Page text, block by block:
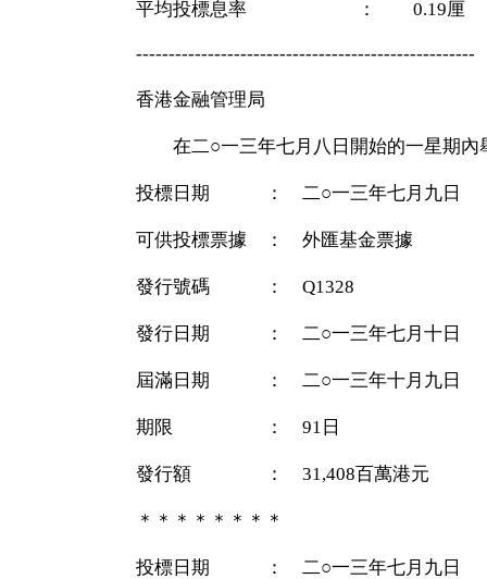
平均投標息率 ： 0.19厘
----------------------------------------------------
香港金融管理局
在二○一三年七月八日開始的一星期內
投標日期 ： 二○一三年七月九日
可供投標票據 ： 外匯基金票據
發行號碼 ： Q1328
發行日期 ： 二○一三年七月十日
屆滿日期 ： 二○一三年十月九日
期限 ： 91日
發行額 ： 31,408百萬港元
＊＊＊＊＊＊＊＊
投標日期 ： 二○一三年七月九日